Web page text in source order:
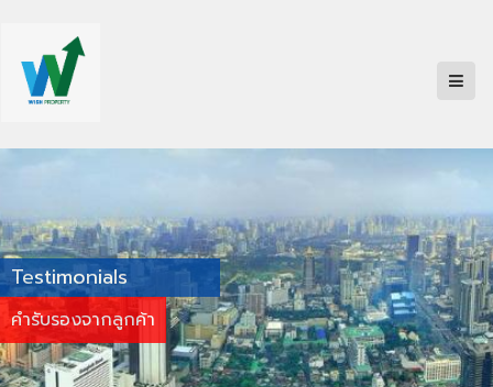
Testimonials
คำรับรองจากลูกค้า